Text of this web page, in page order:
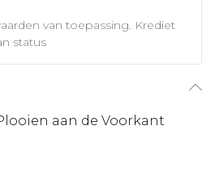
van toepassing. Krediet
status
aan de Voorkant